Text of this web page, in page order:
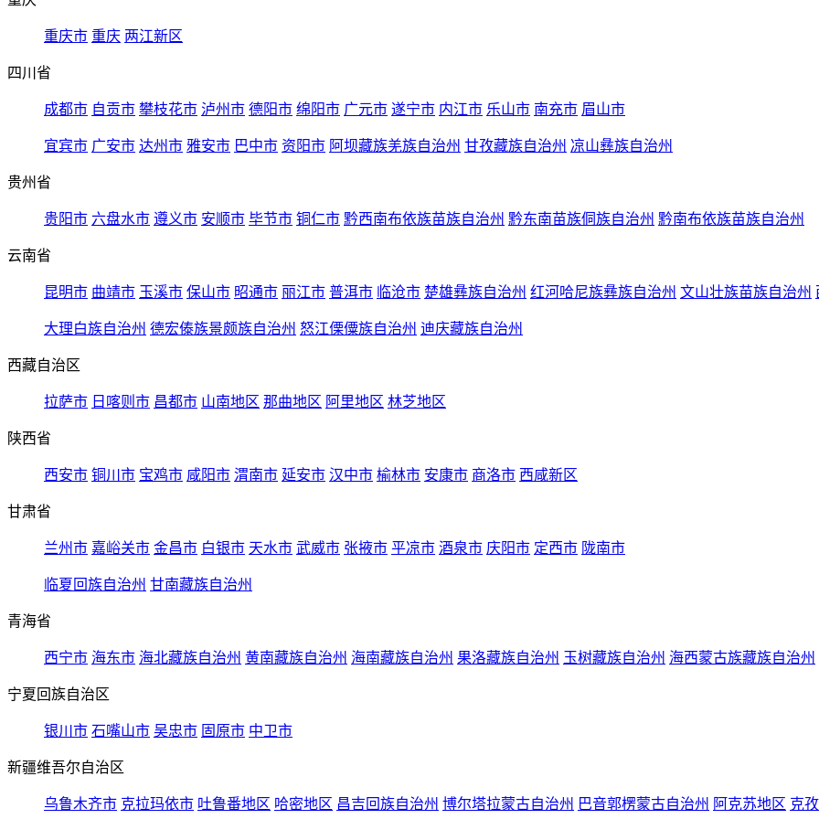
重庆市 重庆 两江新区
四川省
成都市 自贡市 攀枝花市 泸州市 德阳市 绵阳市 广元市 遂宁市 内江市 乐山市 南充市 眉山市
宜宾市 广安市 达州市 雅安市 巴中市 资阳市 阿坝藏族羌族自治州 甘孜藏族自治州 凉山彝族自治州
贵州省
贵阳市 六盘水市 遵义市 安顺市 毕节市 铜仁市 黔西南布依族苗族自治州 黔东南苗族侗族自治州 黔南布依族苗族自治州
云南省
昆明市 曲靖市 玉溪市 保山市 昭通市 丽江市 普洱市 临沧市 楚雄彝族自治州 红河哈尼族彝族自治州 文山壮族苗族自治州
大理白族自治州 德宏傣族景颇族自治州 怒江傈僳族自治州 迪庆藏族自治州
西藏自治区
拉萨市 日喀则市 昌都市 山南地区 那曲地区 阿里地区 林芝地区
陕西省
西安市 铜川市 宝鸡市 咸阳市 渭南市 延安市 汉中市 榆林市 安康市 商洛市 西咸新区
甘肃省
兰州市 嘉峪关市 金昌市 白银市 天水市 武威市 张掖市 平凉市 酒泉市 庆阳市 定西市 陇南市
临夏回族自治州 甘南藏族自治州
青海省
西宁市 海东市 海北藏族自治州 黄南藏族自治州 海南藏族自治州 果洛藏族自治州 玉树藏族自治州 海西蒙古族藏族自治州
宁夏回族自治区
银川市 石嘴山市 吴忠市 固原市 中卫市
新疆维吾尔自治区
乌鲁木齐市 克拉玛依市 吐鲁番地区 哈密地区 昌吉回族自治州 博尔塔拉蒙古自治州 巴音郭楞蒙古自治州 阿克苏地区 克